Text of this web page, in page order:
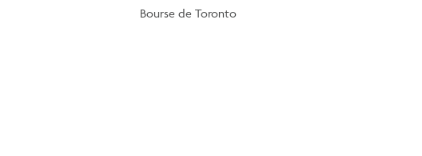
Bourse de Toronto